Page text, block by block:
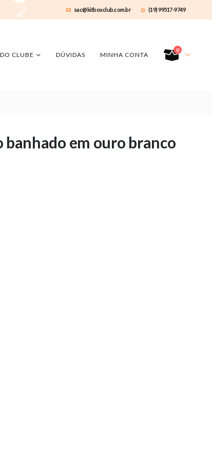
sac@kitboxclub.com.br (19) 99517-9749
CLUBE DÚVIDAS MINHA CONTA
0
em ouro branco